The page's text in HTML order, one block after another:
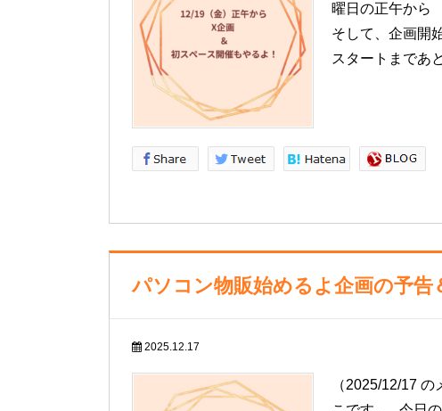
曜日の正午から
そして、企画開
スタートまであ
パソコン物販始めるよ企画の予告
2025.12.17
（2025/12/17